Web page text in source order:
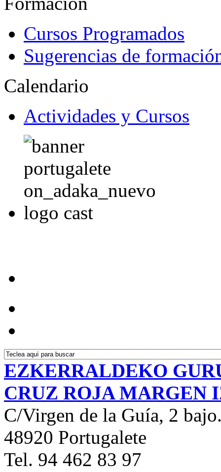
Cursos Programados
Sugerencias de
Calendario
Actividades y Cursos
EZKERRALDEKO
CRUZ ROJA MARGEN
C/Virgen de la Guía, 2
48920 Portugalete
Tel. 94 462 83 97